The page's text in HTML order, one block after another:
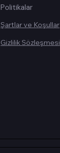
Şartlar ve Koşullar
Politikalar
Gizlilik Sözleşmesi